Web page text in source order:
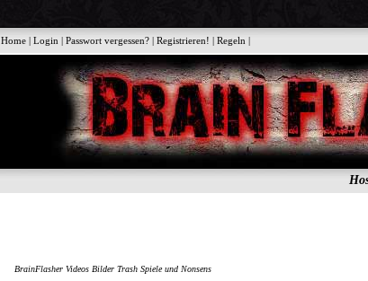
Home |Login |Passwort vergessen? |Registrieren! |Regeln |
BrainFlasher Videos Bilder Trash Spiele und Nonsens